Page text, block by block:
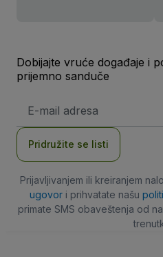
Dobijajte vruće događaje i
prijemno sanduče
mail
Pridružite se listi
Prijavljivanjem ili kreiranjem
ugovor i prihvatate našu
primate SMS obaveštenja od